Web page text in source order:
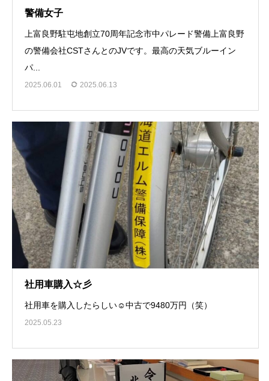
警備女子
上富良野駐屯地創立70周年記念市中パレード警備上富良野
の警備会社CSTさんとのJVです。最高の天気ブルーイン
パ...
2025.06.01 2025.06.13
社用車購入☆彡
社用車を購入したらしい☺中古で9480万円（笑）
2025.05.23